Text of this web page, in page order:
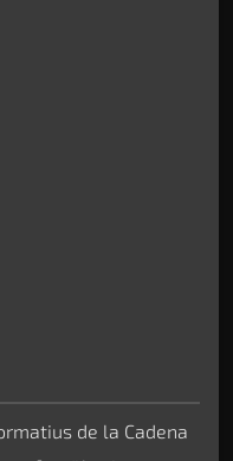
de la Cadena